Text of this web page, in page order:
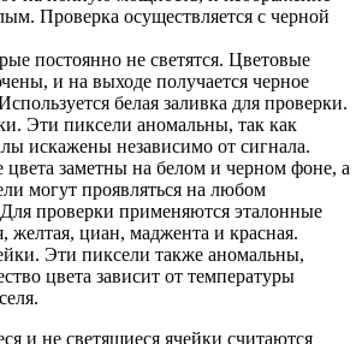
Проверка осуществляется с черной
постоянно не светятся. Цветовые
и на выходе получается черное
белая заливка для проверки.
Эти пиксели аномальны, так как
искажены независимо от сигнала.
заметны на белом и черном фоне, а
могут проявляться на любом
проверки применяются эталонные
желтая, циан, маджента и красная.
Эти пиксели также аномальны,
цвета зависит от температуры
и не светящиеся ячейки считаются